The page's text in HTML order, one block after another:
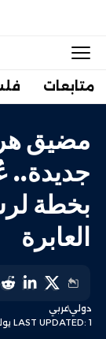
متابعات
مضيق
جديدة..
بخطة
العابرة
LAST UPDATED: 1 يوليو، 2026 12:06 م
دوليعربي